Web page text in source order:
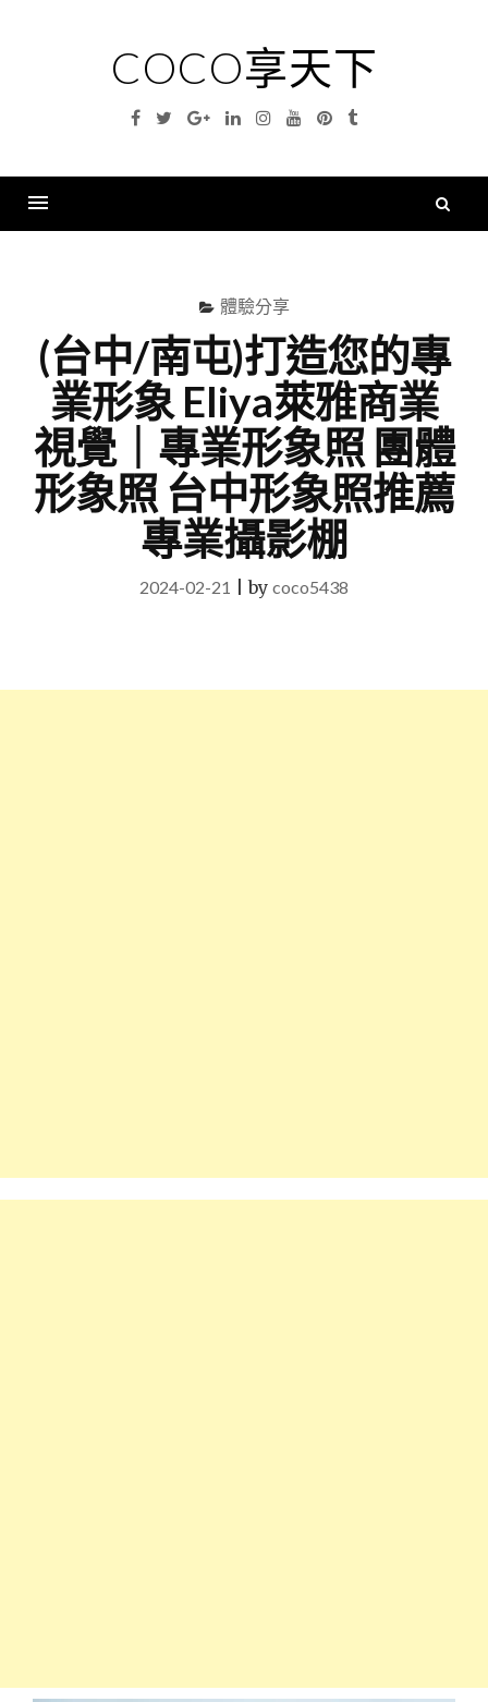
COCO享天下
Facebook
TwitterGoogleLinkedinInstagramYouTubePinterest
Tumblr
體驗分享
(台中/南屯)打造您的專
業形象 Eliya萊雅商業
視覺｜專業形象照 團體
形象照 台中形象照推薦
專業攝影棚
2024-02-21 |by coco5438